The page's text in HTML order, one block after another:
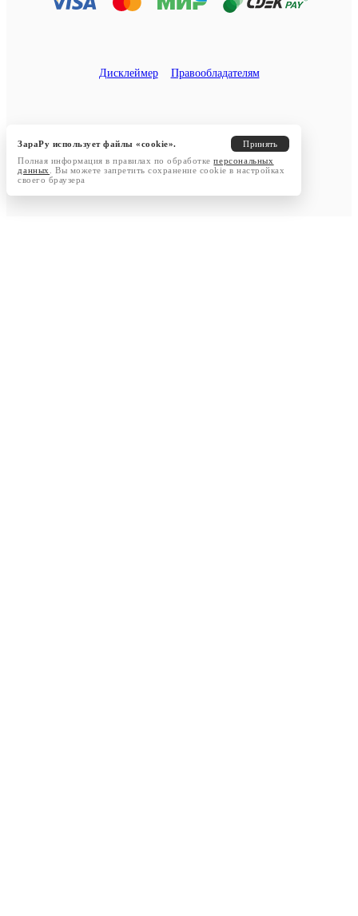
Дисклеймер Правообладателям
ЗараРу использует файлы «cookie».
Принять
Полная информация в правилах по обработкеперсональных
данных
. Вы можете запретить сохранение cookie в настройках
своего браузера